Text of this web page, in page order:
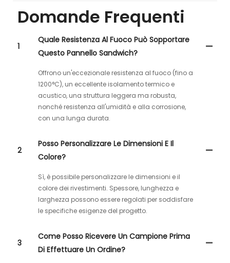
Domande Frequenti
1
Quale Resistenza Al Fuoco Può Sopportare
Questo Pannello Sandwich?
Offrono un'eccezionale resistenza al fuoco (fino a
1200°C), un eccellente isolamento termico e
acustico, una struttura leggera ma robusta,
nonché resistenza all'umidità e alla corrosione,
con una lunga durata.
2
Posso Personalizzare Le Dimensioni E Il
Colore?
Sì, è possibile personalizzare le dimensioni e il
colore dei rivestimenti. Spessore, lunghezza e
larghezza possono essere regolati per soddisfare
le specifiche esigenze del progetto.
3
Come Posso Ricevere Un Campione Prima
Di Effettuare Un Ordine?